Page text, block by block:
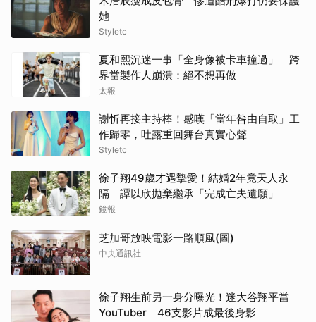
她
Styletc
夏和熙沉迷一事「全身像被卡車撞過」 跨
界當製作人崩潰：絕不想再做
太報
謝忻再接主持棒！感嘆「當年咎由自取」工
作歸零，吐露重回舞台真實心聲
Styletc
徐子翔49歲才遇摯愛！結婚2年竟天人永
隔 譚以欣拋棄繼承「完成亡夫遺願」
鏡報
芝加哥放映電影一路順風(圖)
中央通訊社
徐子翔生前另一身分曝光！迷大谷翔平當
YouTuber 46支影片成最後身影